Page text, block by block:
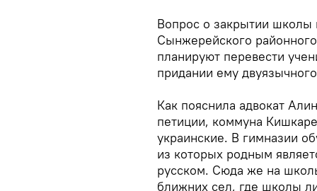
Вопрос о закрытии школы
Сынжерейского
планируют перевести
придании ему
Как пояснила адвокат
петиции, коммуна
украинские. В гимназии
из которых родным
русском. Сюда же на
ближних сел, где школы